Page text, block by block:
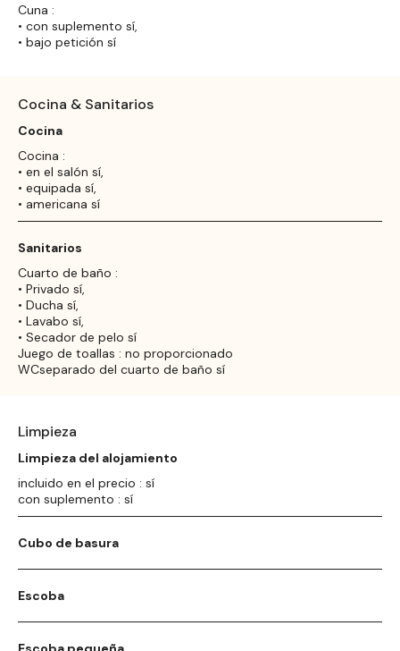
Cuna :
• con suplemento sí,
• bajo petición sí
Cocina & Sanitarios
Cocina
Cocina :
• en el salón sí,
• equipada sí,
• americana sí
Sanitarios
Cuarto de baño :
• Privado sí,
• Ducha sí,
• Lavabo sí,
• Secador de pelo sí
Juego de toallas : no proporcionado
WCseparado del cuarto de baño sí
Limpieza
Limpieza del alojamiento
incluido en el precio : sí
con suplemento : sí
Cubo de basura
Escoba